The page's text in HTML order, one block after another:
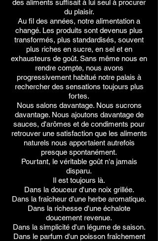
des aliments suffisait à lui seul à procurer
du plaisir.
Au fil des années, notre alimentation a
changé. Les produits sont devenus plus
transformés, plus standardisés, souvent
plus riches en sucre, en sel et en
exhausteurs de goût. Sans même nous en
rendre compte, nous avons
progressivement habitué notre palais à
rechercher des sensations toujours plus
fortes.
Nous salons davantage. Nous sucrons
davantage. Nous ajoutons davantage de
sauces, d'arômes et de condiments pour
retrouver une satisfaction que les aliments
naturels nous apportaient autrefois
presque spontanément.
Pourtant, le véritable goût n'a jamais
disparu.
Il est toujours là.
Dans la douceur d'une noix grillée.
Dans la fraîcheur d'une herbe aromatique.
Dans la richesse d'une échalote
doucement revenue.
Dans la simplicité d'un légume de saison.
Dans le parfum d'un poisson fraîchement